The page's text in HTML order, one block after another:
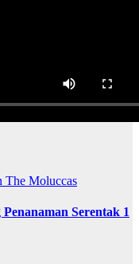
The Moluccas
Serentak 1